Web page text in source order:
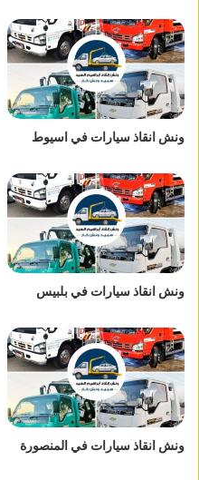
ونش انقاذ سيارات في اسيوط
ونش انقاذ سيارات في بلبيس
ونش انقاذ سيارات في المنصورة